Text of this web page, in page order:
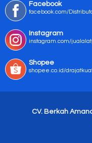
Facebook
facebook.com/
Instagram
instagram.com/
Shopee
shopee.co.id/
CV. Berkah